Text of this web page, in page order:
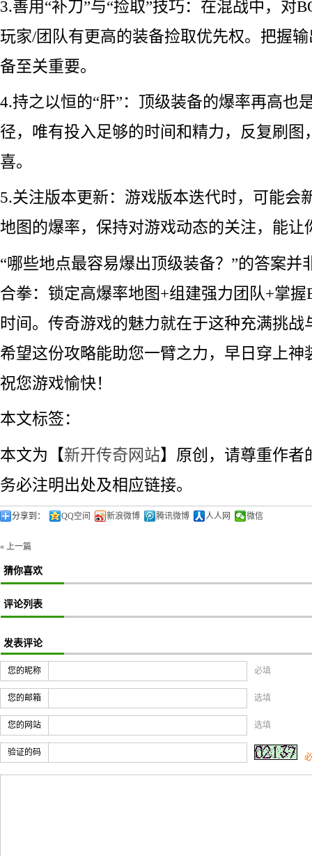
3.善用“补刀”与“捡取”技巧：在混战中，对
玩家/团队有更高的装备捡取优先权。把握
备至关重要。
4.持之以恒的“肝”：顶级装备的爆率再高也
径，唯有投入足够的时间和精力，反复刷图
喜。
5.关注版本更新：游戏版本迭代时，可能会
地图的爆率，保持对游戏动态的关注，能让
“哪些地点最容易爆出顶级装备？”的答案并
合拳：锁定高爆率地图+组建强力团队+掌握
时间。传奇游戏的魅力就在于这种充满挑战
希望这份攻略能助您一臂之力，早日穿上神
祝您游戏愉快！
本文标签：
本文为【新开传奇网站】原创，请尊重作者
务必注明出处及相应链接。
分享到： QQ空间 新浪微博 腾讯微博 人人网 微信
« 上一篇
猜你喜欢
评论列表
发表评论
您的昵称 必填
您的邮箱 选填
您的网站 选填
验证的码